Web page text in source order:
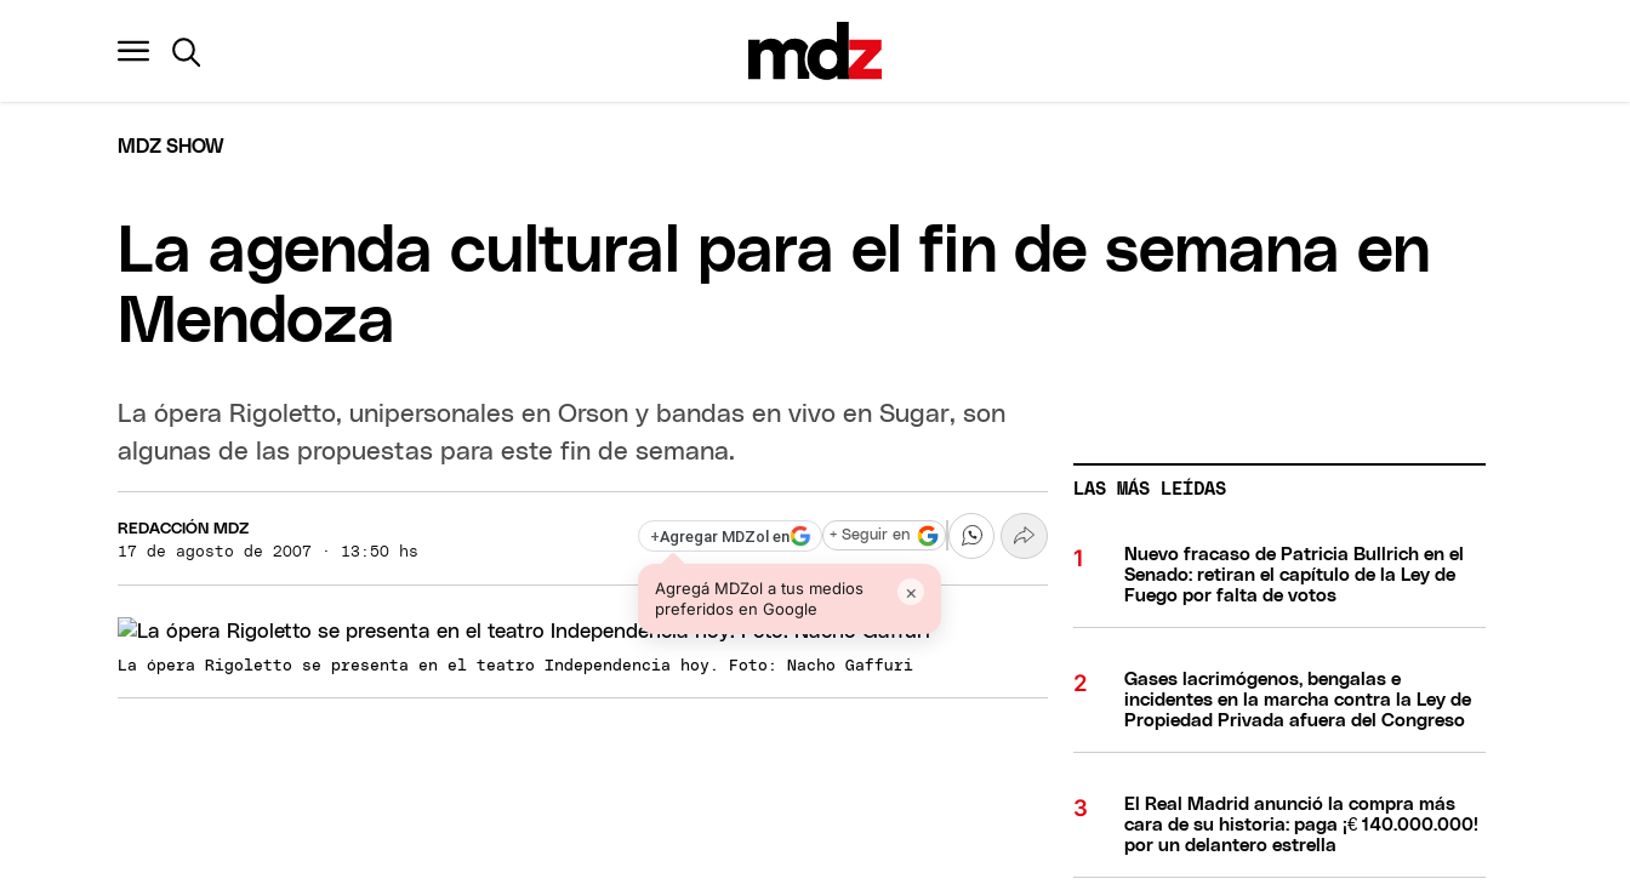
MDZ SHOW
La agenda cultural para el fin de semana en
Mendoza
La ópera Rigoletto, unipersonales en Orson y bandas en vivo en Sugar, son
algunas de las propuestas para este fin de semana.
REDACCIÓN MDZ
17 de agosto de 2007 · 13:50 hs
+Agregar MDZol en
Agregá MDZol a tus medios
preferidos en Google
×
+ Seguir en
La ópera Rigoletto se presenta en el teatro Independencia hoy. Foto: Nacho Gaffuri
LAS MÁS LEÍDAS
Nuevo fracaso de Patricia Bullrich en el
Senado: retiran el capítulo de la Ley de
Fuego por falta de votos
Gases lacrimógenos, bengalas e
incidentes en la marcha contra la Ley de
Propiedad Privada afuera del Congreso
El Real Madrid anunció la compra más
cara de su historia: paga ¡€ 140.000.000!
por un delantero estrella